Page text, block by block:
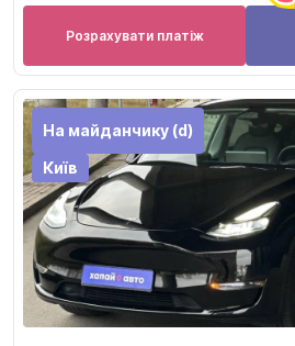
Розрахувати платіж
На майданчику (d)
Київ